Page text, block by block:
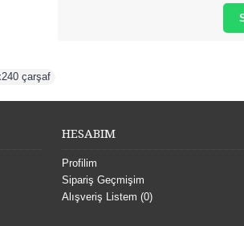
çarşaf
HESABIM
Profilim
Sipariş Geçmişim
Alışveriş Listem (0)